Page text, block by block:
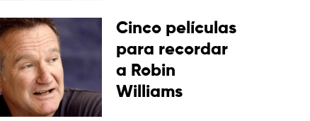
picotera
Cinco películas
para recordar
a Robin
Williams